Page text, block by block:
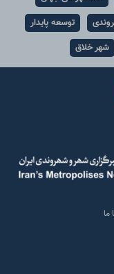
توسعه پایدار
شهر خلاق
ما